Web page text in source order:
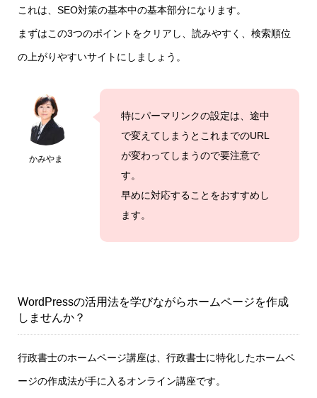
これは、SEO対策の基本中の基本部分になります。
まずはこの3つのポイントをクリアし、読みやすく、検索順位
の上がりやすいサイトにしましょう。
かみやま
特にパーマリンクの設定は、途中
で変えてしまうとこれまでのURL
が変わってしまうので要注意で
す。
早めに対応することをおすすめし
ます。
WordPressの活用法を学びながらホームページを作成
しませんか？
行政書士のホームページ講座は、行政書士に特化したホームペ
ージの作成法が手に入るオンライン講座です。